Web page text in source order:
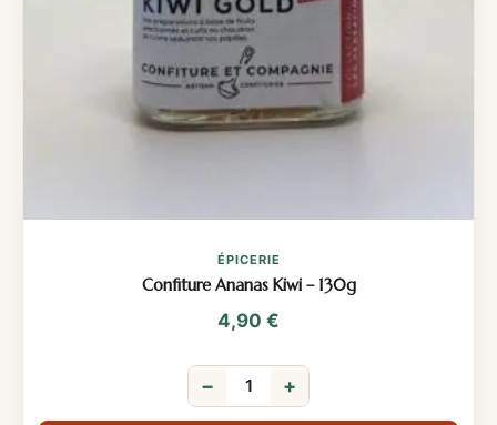
ÉPICERIE
Confiture Ananas Kiwi – 130g
4,90 €
− +